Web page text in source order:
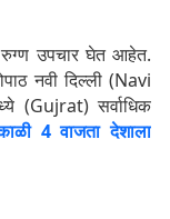
रुग्ण उपचार घेत आहेत.
नवी दिल्ली (Navi
(Gujrat) सर्वाधिक
4 वाजता देशाला